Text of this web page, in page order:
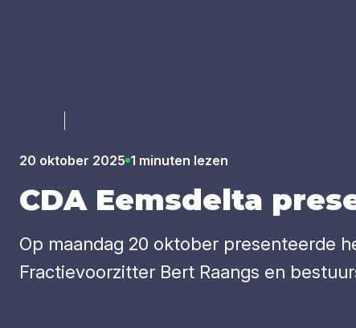
20 oktober 2025 1 minuten lezen
CDAEems­del­ta
Op maandag 20 oktober presenteerde
Fractievoorzitter Bert Raangs en